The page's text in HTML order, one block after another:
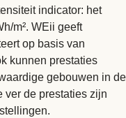
indicator: het
m². WEii geeft
op basis van
kunnen prestaties
gebouwen in de
ver de prestaties zijn